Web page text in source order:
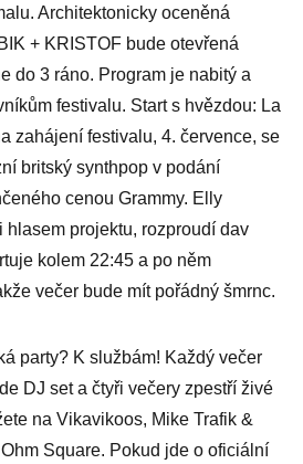
Architektonicky oceněná
+ KRISTOF bude otevřená
do 3 ráno. Program je nabitý a
festivalu. Start s hvězdou: La
zahájení festivalu, 4. července, se
britský synthpop v podání
cenou Grammy. Elly
hlasem projektu, rozproudí dav
kolem 22:45 a po něm
večer bude mít pořádný šmrnc.
party? K službám! Každý večer
DJ set a čtyři večery zpestří živé
na Vikavikoos, Mike Trafik &
Square. Pokud jde o oficiální